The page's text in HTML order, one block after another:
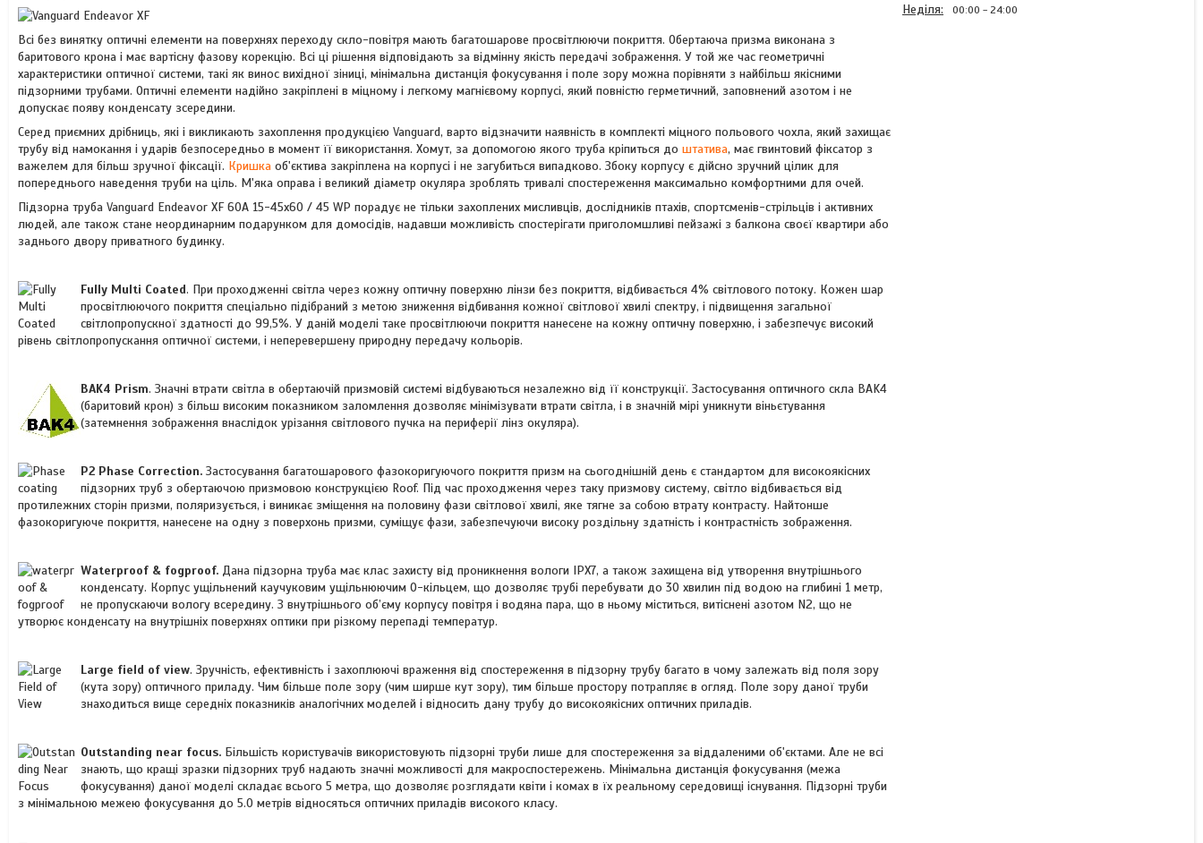
Всі без винятку оптичні елементи на поверхнях переходу скло-повітря мають багатошарове просвітлюючи покриття. Обертаюча призма виконана з
баритового крона і має вартісну фазову корекцію. Всі ці рішення відповідають за відмінну якість передачі зображення. У той же час геометричні
характеристики оптичної системи, такі як винос вихідної зіниці, мінімальна дистанція фокусування і поле зору можна порівняти з найбільш якісними
підзорними трубами. Оптичні елементи надійно закріплені в міцному і легкому магнієвому корпусі, який повністю герметичний, заповнений азотом і не
допускає появу конденсату зсередини.
Серед приємних дрібниць, які і викликають захоплення продукцією Vanguard, варто відзначити наявність в комплекті міцного польового чохла, який захищає
трубу від намокання і ударів безпосередньо в момент її використання. Хомут, за допомогою якого труба кріпиться до штатива, має гвинтовий фіксатор з
важелем для більш зручної фіксації. Кришка об'єктива закріплена на корпусі і не загубиться випадково. Збоку корпусу є дійсно зручний цілик для
попереднього наведення труби на ціль. М'яка оправа і великий діаметр окуляра зроблять тривалі спостереження максимально комфортними для очей.
Підзорна труба Vanguard Endeavor XF 60A 15-45x60 / 45 WP порадує не тільки захоплених мисливців, дослідників птахів, спортсменів-стрільців і активних
людей, але також стане неординарним подарунком для домосідів, надавши можливість спостерігати приголомшливі пейзажі з балкона своєї квартири або
заднього двору приватного будинку.
Fully Multi Coated. При проходженні світла через кожну оптичну поверхню лінзи без покриття, відбивається 4% світлового потоку. Кожен шар
просвітлюючого покриття спеціально підібраний з метою зниження відбивання кожної світлової хвилі спектру, і підвищення загальної
світлопропускної здатності до 99,5%. У даній моделі таке просвітлюючи покриття нанесене на кожну оптичну поверхню, і забезпечує високий
рівень світлопропускання оптичної системи, і неперевершену природну передачу кольорів.
BAK4 Prism. Значні втрати світла в обертаючій призмовій системі відбуваються незалежно від її конструкції. Застосування оптичного скла BAK4
(баритовий крон) з більш високим показником заломлення дозволяє мінімізувати втрати світла, і в значній мірі уникнути віньєтування
(затемнення зображення внаслідок урізання світлового пучка на периферії лінз окуляра).
P2 Phase Correction. Застосування багатошарового фазокоригуючого покриття призм на сьогоднішній день є стандартом для високоякісних
підзорних труб з обертаючою призмовою конструкцією Roof. Під час проходження через таку призмову систему, світло відбивається від
протилежних сторін призми, поляризується, і виникає зміщення на половину фази світлової хвилі, яке тягне за собою втрату контрасту. Найтонше
фазокоригуюче покриття, нанесене на одну з поверхонь призми, суміщує фази, забезпечуючи високу роздільну здатність і контрастність зображення.
Waterproof & fogproof. Дана підзорна труба має клас захисту від проникнення вологи IPX7, а також захищена від утворення внутрішнього
конденсату. Корпус ущільнений каучуковим ущільнюючим O-кільцем, що дозволяє трубі перебувати до 30 хвилин під водою на глибині 1 метр,
не пропускаючи вологу всередину. З внутрішнього об’єму корпусу повітря і водяна пара, що в ньому міститься, витіснені азотом N2, що не
утворює конденсату на внутрішніх поверхнях оптики при різкому перепаді температур.
Large field of view. Зручність, ефективність і захоплюючі враження від спостереження в підзорну трубу багато в чому залежать від поля зору
(кута зору) оптичного приладу. Чим більше поле зору (чим ширше кут зору), тим більше простору потрапляє в огляд. Поле зору даної труби
знаходиться вище середніх показників аналогічних моделей і відносить дану трубу до високоякісних оптичних приладів.
Outstanding near focus. Більшість користувачів використовують підзорні труби лише для спостереження за віддаленими об'єктами. Але не всі
знають, що кращі зразки підзорних труб надають значні можливості для макроспостережень. Мінімальна дистанція фокусування (межа
фокусування) даної моделі складає всього 5 метра, що дозволяє розглядати квіти і комах в їх реальному середовищі існування. Підзорні труби
з мінімальною межею фокусування до 5.0 метрів відносяться оптичних приладів високого класу.
Неділя 00:00 24:00